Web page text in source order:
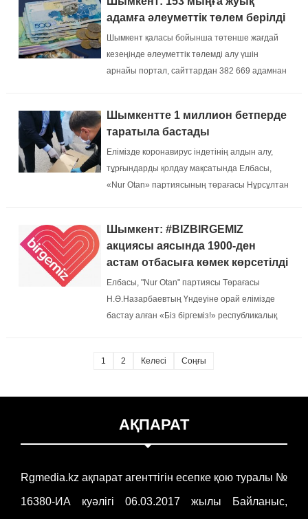
шарттар бойынша табыс табатын, салық
агенттері олар үшін мі...
адамға әлеуметтік төлем берілді
Шымкент қаласы бойынша төтенше жағдай
кезеңінде әлеуметтік төлемді алу үшін
арнайы портал, сайттардан 382 669 адамнан
Шымкентте 1 миллион бетперде
таратыла бастады
Елімізде коронавирус індетінің алдын алу,
тұрғындарды қолдау мақсатында Елбасы,
«Nur Otan» партиясының төрағасы Нұрсұлтан
белгілі....
Шымкент: #BIZBIRGEMIZ
акциясы аясында 1900-ден
астам отбасыға көмек көрсетілді
Елбасы, "Nur Оtan" партиясы Төрағасы
Н.Ә.Назарбаевтың Үндеуіне орай елімізде
бастау алған «Біз біргеміз!» республикалық
қорғану жиынтықтары және бірінші кезекте
1 2 Келесі Соңғы
АҚПАРАТ
Rgmedia.kz ақпарат агенттігін есепке қою туралы №
16380-ИА куәлігі 06.03.2017 жылы Байланыс,